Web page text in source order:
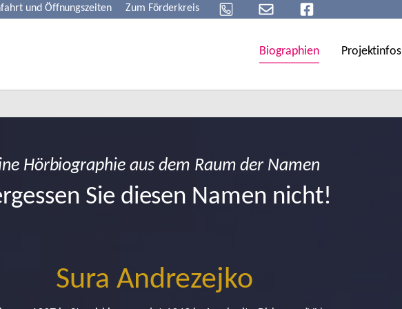
und Öffnungszeiten Zum Förderkreis
Biographien Projektinfos
Hörbiographie aus dem Raum der Namen
Sie diesen Namen nicht!
Sura Andrezejko